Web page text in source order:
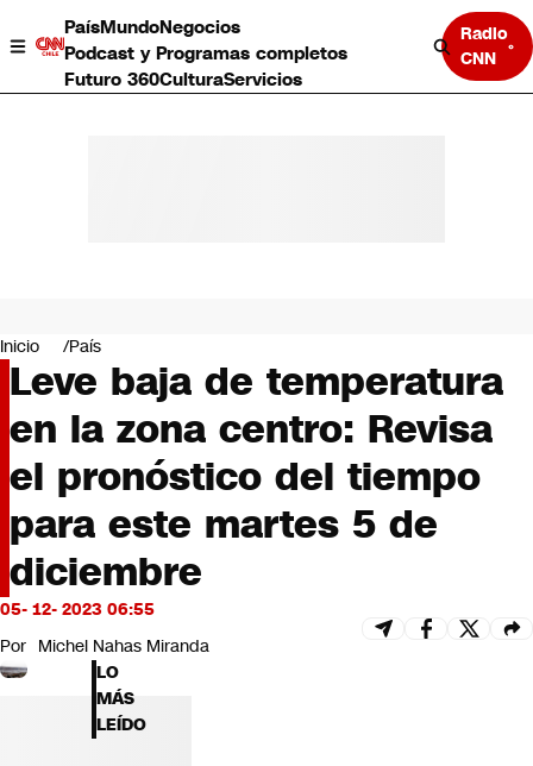
PaísMundoNegocios
Podcast y Programas completos
Futuro 360CulturaServicios
Radio
CNN
Negocios
Deportes
Programas completos
Cultura
Servicios
Bits
CNN Data
CNN tiempo
Futuro 360
Opinión
Inicio País
Leve baja de temperatura
en la zona centro: Revisa
el pronóstico del tiempo
para este martes 5 de
diciembre
05- 12- 2023 06:55
Por Michel Nahas Miranda
LO
MÁS
LEÍDO